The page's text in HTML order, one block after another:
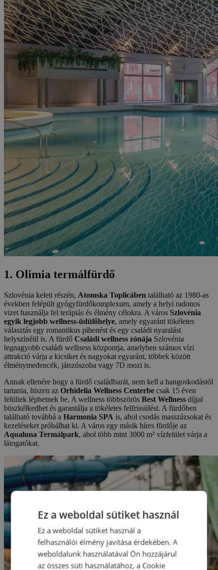
1. Olimia termálfürdő
Szlovénia keleti részén, Atomska Toplicáben található az 1980-as
években felépült gyógyfürdőkomplexum, amely a helyi radonos
vizet használja fel terápiás és élmény célokra. A város Szlovénia
egyik legjobb wellness-üdülőhelye, amely egyaránt tökéletes
választás egy romantikus pihenést és egy családi nyaralást
helyszínéül is. A fürdő Családi wellness zónája Szlovénia
legnagyobb családi wellness központja, amelyben számos vízi
attrakció várja a kicsiket és nagyokat egyaránt, többek között
élménymedencék, játszószoba vagy 7D mozi is.
Annak ellenére hogy a fürdő családbarát, nem kell a hangoskodástól
tartania, hiszen az Orhidelia Wellness Centerbe csak 15 éven
felüliek léphetnek be. A wellness többszörös Best Wellness díjjal
büszkélkedhet és garantálja a tökéletes felfrissülést. A fürdőben
található továbbá a Harmonia SPA is, ahol csodás masszázsokat és
kezeléseket próbálhat ki. A város egy másik híres fürdője az
Aqualuna Termálpark, ahol több mint 3000 m² vízfelület várja a
látogatókat.
Ez a weboldal sütiket használ
Ez a weboldal sütiket használ a
felhasználói élmény javítása érdekében. A
weboldalunk használatával Ön hozzájárul
az összes süti használatához, a Cookie